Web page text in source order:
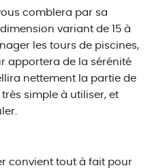
comblera par sa
variant de 15 à
les tours de piscines,
apportera de la sérénité
nettement la partie de
simple à utiliser, et
convient tout à fait pour